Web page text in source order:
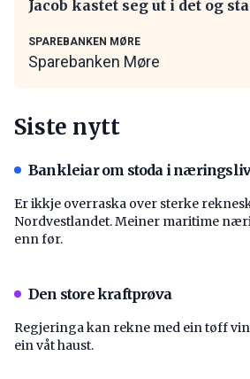
Jacob kastet seg ut i det og
SPAREBANKEN MØRE
Sparebanken Møre
Siste nytt
Bankleiar om stoda i
Er ikkje overraska over sterke
Nordvestlandet. Meiner maritime
enn før.
Den store kraftprøva
Regjeringa kan rekne med ein tøff
ein våt haust.